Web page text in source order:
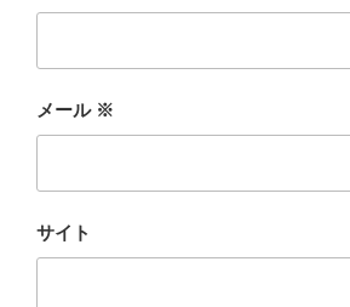
メール ※
サイト